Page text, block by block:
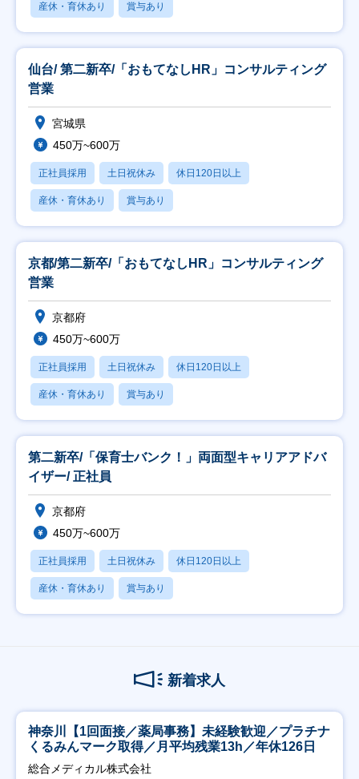
産休・育休あり 賞与あり
仙台/ 第二新卒/「おもてなしHR」コンサルティング
営業
宮城県
450万~600万
正社員採用 土日祝休み 休日120日以上
産休・育休あり 賞与あり
京都/第二新卒/「おもてなしHR」コンサルティング
営業
京都府
450万~600万
正社員採用 土日祝休み 休日120日以上
産休・育休あり 賞与あり
第二新卒/「保育士バンク！」両面型キャリアアドバ
イザー/ 正社員
京都府
450万~600万
正社員採用 土日祝休み 休日120日以上
産休・育休あり 賞与あり
新着求人
神奈川【1回面接／薬局事務】未経験歓迎／プラチナ
くるみんマーク取得／月平均残業13h／年休126日
総合メディカル株式会社